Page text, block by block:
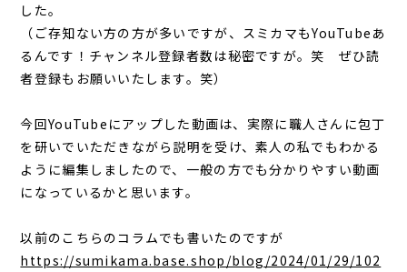
した。
（ご存知ない方の方が多いですが、スミカマもYouTubeあ
るんです！チャンネル登録者数は秘密ですが。笑 ぜひ読
者登録もお願いいたします。笑）
今回YouTubeにアップした動画は、実際に職人さんに包丁
を研いでいただきながら説明を受け、素人の私でもわかる
ように編集しましたので、一般の方でも分かりやすい動画
になっているかと思います。
以前のこちらのコラムでも書いたのですが
https://sumikama.base.shop/blog/2024/01/29/102